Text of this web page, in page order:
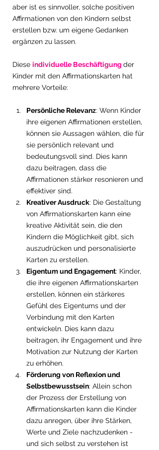
aber ist es sinnvoller, solche positiven
Affirmationen von den Kindern selbst
erstellen bzw. um eigene Gedanken
ergänzen zu lassen.
Diese individuelle Beschäftigung der
Kinder mit den Affirmationskarten hat
mehrere Vorteile:
Persönliche Relevanz: Wenn Kinder
ihre eigenen Affirmationen erstellen,
können sie Aussagen wählen, die für
sie persönlich relevant und
bedeutungsvoll sind. Dies kann
dazu beitragen, dass die
Affirmationen stärker resonieren und
effektiver sind.
Kreativer Ausdruck: Die Gestaltung
von Affirmationskarten kann eine
kreative Aktivität sein, die den
Kindern die Möglichkeit gibt, sich
auszudrücken und personalisierte
Karten zu erstellen.
Eigentum und Engagement: Kinder,
die ihre eigenen Affirmationskarten
erstellen, können ein stärkeres
Gefühl des Eigentums und der
Verbindung mit den Karten
entwickeln. Dies kann dazu
beitragen, ihr Engagement und ihre
Motivation zur Nutzung der Karten
zu erhöhen.
Förderung von Reflexion und
Selbstbewusstsein: Allein schon
der Prozess der Erstellung von
Affirmationskarten kann die Kinder
dazu anregen, über ihre Stärken,
Werte und Ziele nachzudenken -
und sich selbst zu verstehen ist